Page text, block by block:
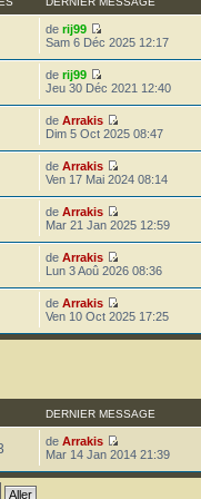
derij99
Sam 6 Déc 2025 12:17
derij99
Jeu 30 Déc 2021 12:40
deArrakis
Dim 5 Oct 2025 08:47
deArrakis
Ven 17 Mai 2024 08:14
deArrakis
Mar 21 Jan 2025 12:59
deArrakis
Lun 3 Aoû 2026 08:36
deArrakis
Ven 10 Oct 2025 17:25
DERNIER MESSAGE
deArrakis
Mar 14 Jan 2014 21:39